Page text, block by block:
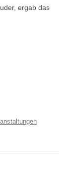
ergab das